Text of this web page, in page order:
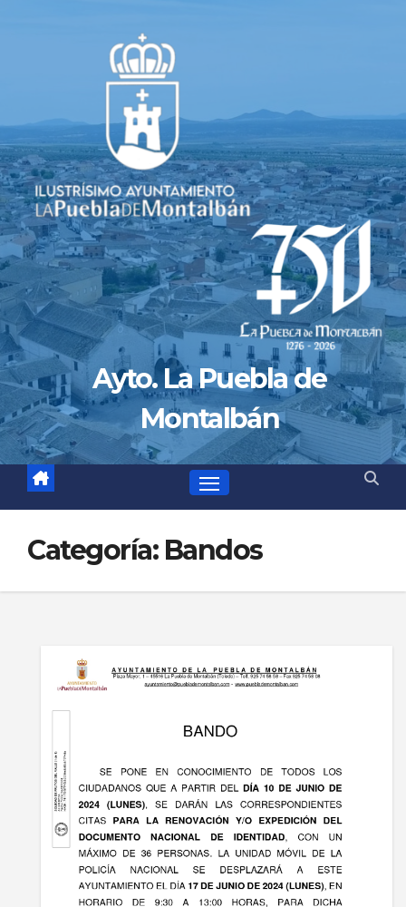
Ayto. La Puebla de
Montalbán
Categoría: Bandos